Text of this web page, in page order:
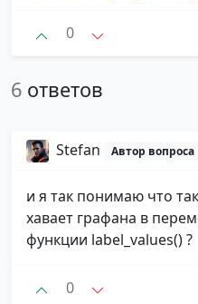
0
6 ответов
Stefan Автор вопроса
и я так понимаю что
хавает графана в
функции label_values() ?
0